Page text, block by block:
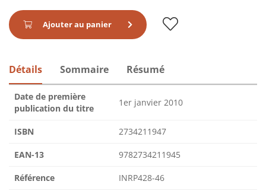
Ajouter au panier
Détails Sommaire Résumé
Date de première
publication du titre
1er janvier 2010
ISBN 2734211947
EAN-13 9782734211945
Référence INRP428-46